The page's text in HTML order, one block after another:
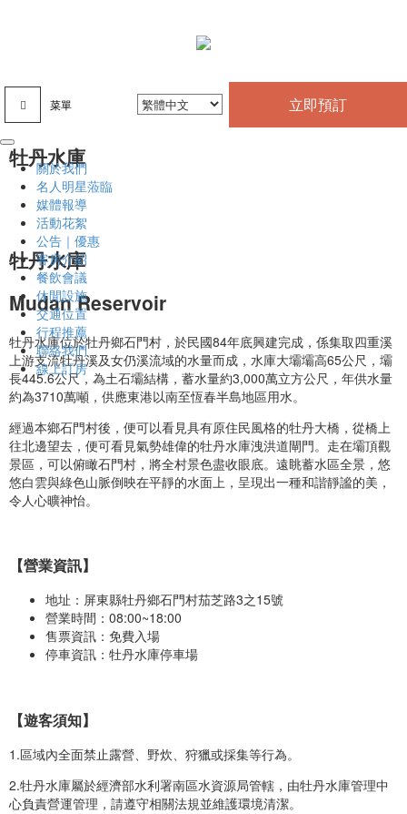
菜單 立即預訂
關於我們
名人明星蒞臨
媒體報導
活動花絮
公告｜優惠
客房介紹
餐飲會議
休閒設施
交通位置
行程推薦
聯絡我們
線上訂房
牡丹水庫
牡丹水庫
Mudan Reservoir
牡丹水庫位於牡丹鄉石門村，於民國84年底興建完成，係集取四重溪
上游支流牡丹溪及女仍溪流域的水量而成，水庫大壩壩高65公尺，壩
長445.6公尺，為土石壩結構，蓄水量約3,000萬立方公尺，年供水量
約為3710萬噸，供應東港以南至恆春半島地區用水。
經過本鄉石門村後，便可以看見具有原住民風格的牡丹大橋，從橋上
往北邊望去，便可看見氣勢雄偉的牡丹水庫洩洪道閘門。走在壩頂觀
景區，可以俯瞰石門村，將全村景色盡收眼底。遠眺蓄水區全景，悠
悠白雲與綠色山脈倒映在平靜的水面上，呈現出一種和諧靜謐的美，
令人心曠神怡。
【營業資訊】
地址：屏東縣牡丹鄉石門村茄芝路3之15號
營業時間：08:00~18:00
售票資訊：免費入場
停車資訊：牡丹水庫停車場
【遊客須知】
1.區域內全面禁止露營、野炊、狩獵或採集等行為。
2.牡丹水庫屬於經濟部水利署南區水資源局管轄，由牡丹水庫管理中
心負責營運管理，請遵守相關法規並維護環境清潔。